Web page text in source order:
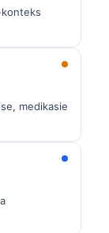
medikasie